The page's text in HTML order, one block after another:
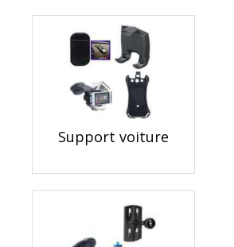
Support voiture